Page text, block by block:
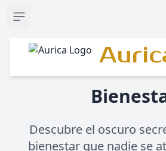
Open sidebar
Descubre el oscuro
bienestar que nadie se